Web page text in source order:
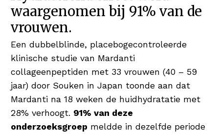
waargenomen bij 91% van de
vrouwen.
Een dubbelblinde, placebogecontroleerde
klinische studie van Mardanti
collageenpeptiden met 33 vrouwen (40 – 59
jaar) door Souken in Japan toonde aan dat
Mardanti na 18 weken de huidhydratatie met
28% verhoogt. 91% van deze
onderzoeksgroep meldde in dezelfde periode